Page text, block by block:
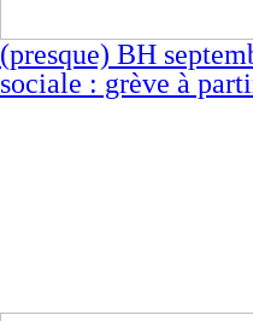
(presque) BH
sociale : grève à